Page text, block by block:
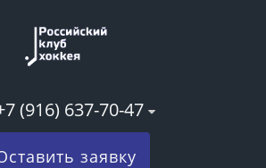
(916) 637-70-47
заявку